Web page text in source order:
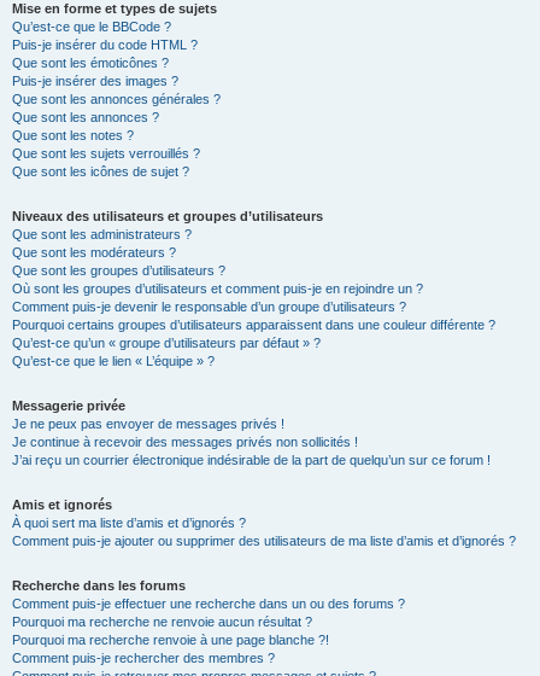
Mise en forme et types de sujets
Qu’est-ce que le BBCode ?
Puis-je insérer du code HTML ?
Que sont les émoticônes ?
Puis-je insérer des images ?
Que sont les annonces générales ?
Que sont les annonces ?
Que sont les notes ?
Que sont les sujets verrouillés ?
Que sont les icônes de sujet ?
Niveaux des utilisateurs et groupes d’utilisateurs
Que sont les administrateurs ?
Que sont les modérateurs ?
Que sont les groupes d’utilisateurs ?
Où sont les groupes d’utilisateurs et comment puis-je en rejoindre un ?
Comment puis-je devenir le responsable d’un groupe d’utilisateurs ?
Pourquoi certains groupes d’utilisateurs apparaissent dans une couleur différente ?
Qu’est-ce qu’un « groupe d’utilisateurs par défaut » ?
Qu’est-ce que le lien « L’équipe » ?
Messagerie privée
Je ne peux pas envoyer de messages privés !
Je continue à recevoir des messages privés non sollicités !
J’ai reçu un courrier électronique indésirable de la part de quelqu’un sur ce forum !
Amis et ignorés
À quoi sert ma liste d’amis et d’ignorés ?
Comment puis-je ajouter ou supprimer des utilisateurs de ma liste d’amis et d’ignorés ?
Recherche dans les forums
Comment puis-je effectuer une recherche dans un ou des forums ?
Pourquoi ma recherche ne renvoie aucun résultat ?
Pourquoi ma recherche renvoie à une page blanche ?!
Comment puis-je rechercher des membres ?